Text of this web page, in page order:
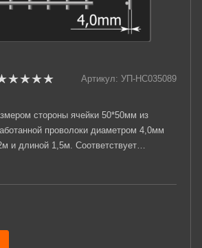
Артикул: УП-НС035089
стороны ячейки 50*50мм из
проволоки диаметром 4,0мм
и длиной 1,5м. Соответствует
001-03876796-2019.